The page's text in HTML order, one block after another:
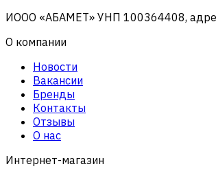
ИООО «АБАМЕТ» УНП 100364408,
О компании
Новости
Вакансии
Бренды
Контакты
Отзывы
О нас
Интернет-магазин